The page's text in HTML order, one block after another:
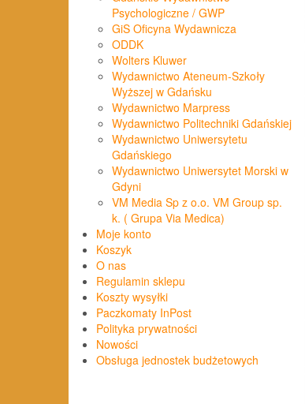
Psychologiczne / GWP
GiS Oficyna Wydawnicza
ODDK
Wolters Kluwer
Wydawnictwo Ateneum-Szkoły
Wyższej w Gdańsku
Wydawnictwo Marpress
Wydawnictwo Politechniki Gdańskiej
Wydawnictwo Uniwersytetu
Gdańskiego
Wydawnictwo Uniwersytet Morski w
Gdyni
VM Media Sp z o.o. VM Group sp.
k. ( Grupa Via Medica)
Moje konto
Koszyk
O nas
Regulamin sklepu
Koszty wysyłki
Paczkomaty InPost
Polityka prywatności
Nowości
Obsługa jednostek budżetowych